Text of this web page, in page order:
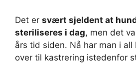
Det er svært sjeldent at
steriliseres i dag, men det
års tid siden. Nå har man i
over til kastrering istedenfor